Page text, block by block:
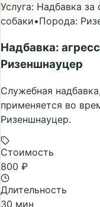
Услуга: Надбавка за
собаки•Порода:
Надбавка:
Ризеншнауцер
Служебная
применяется во
Ризеншнауцер.
Стоимость
800 ₽
Длительность
30 мин